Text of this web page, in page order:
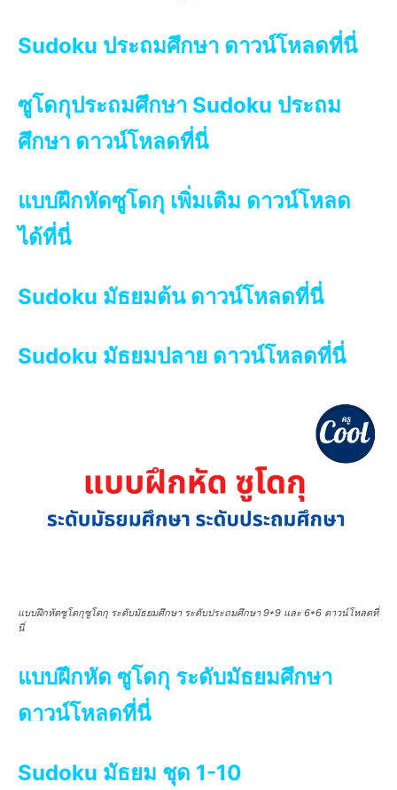
Sudoku ประถมศึกษา ดาวน์โหลดที่นี่
ซูโดกุประถมศึกษา Sudoku ประถม
ศึกษา ดาวน์โหลดที่นี่
แบบฝึกหัดซูโดกุ เพิ่มเติม ดาวน์โหลด
ได้ที่นี่
Sudoku มัธยมต้น ดาวน์โหลดที่นี่
Sudoku มัธยมปลาย ดาวน์โหลดที่นี่
แบบฝึกหัดซูโดกุซูโดกุ ระดับมัธยมศึกษา ระดับประถมศึกษา 9*9 และ 6*6 ดาวน์โหลดที่
นี่
แบบฝึกหัด ซูโดกุ ระดับมัธยมศึกษา
ดาวน์โหลดที่นี่
Sudoku มัธยม ชุด 1-10